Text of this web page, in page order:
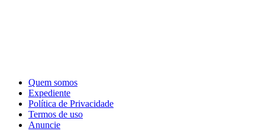
Quem somos
Expediente
Política de Privacidade
Termos de uso
Anuncie